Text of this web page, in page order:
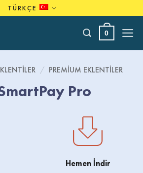
TÜRKÇE
0
/ PREMIUM EKLENTILER
Pro
Hemen İndir